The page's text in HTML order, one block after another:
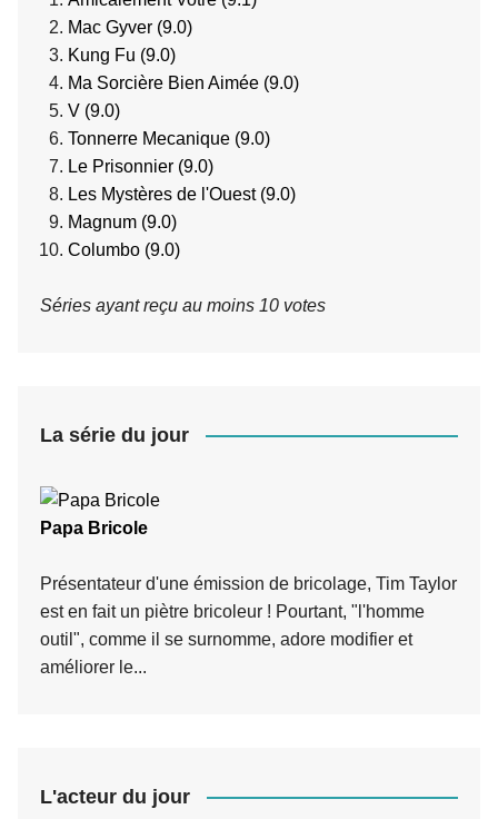
Mac Gyver (9.0)
Kung Fu (9.0)
Ma Sorcière Bien Aimée (9.0)
V (9.0)
Tonnerre Mecanique (9.0)
Le Prisonnier (9.0)
Les Mystères de l'Ouest (9.0)
Magnum (9.0)
Columbo (9.0)
Séries ayant reçu au moins 10 votes
La série du jour
Papa Bricole
Présentateur d'une émission de bricolage, Tim Taylor
est en fait un piètre bricoleur ! Pourtant, "l'homme
outil", comme il se surnomme, adore modifier et
améliorer le...
L'acteur du jour